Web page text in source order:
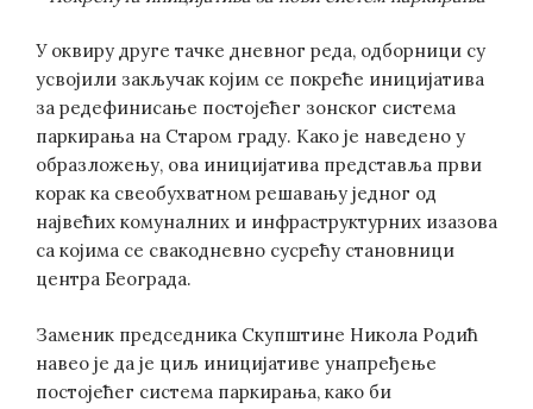
У оквиру друге тачке дневног реда, одборници су
усвојили закључак којим се покреће иницијатива
за редефинисање постојећег зонског система
паркирања на Старом граду. Како је наведено у
образложењу, ова иницијатива представља први
корак ка свеобухватном решавању једног од
највећих комуналних и инфраструктурних изазова
са којима се свакодневно сусрећу становници
центра Београда.
Заменик председника Скупштине Никола Родић
навео је да је циљ иницијативе унапређење
постојећег система паркирања, како би